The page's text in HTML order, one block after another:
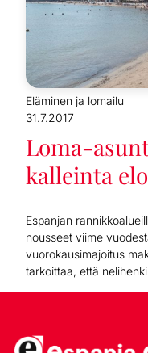
Eläminen ja lomailu
31.7.2017
Loma-
kalleinta
Espanjan
nousseet viime
vuorokausimajoitus
tarkoittaa, että